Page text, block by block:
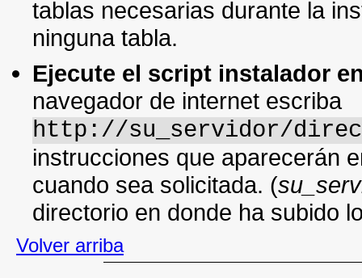
tablas necesarias durante la
ninguna tabla.
Ejecute el script instalador
navegador de internet escriba
http://su_servidor/
instrucciones que aparecerán
cuando sea solicitada. (
directorio en donde ha subido
Volver arriba